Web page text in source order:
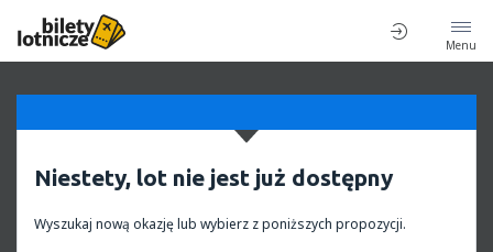
Menu
Niestety, lot nie jest już dostępny
Wyszukaj nową okazję lub wybierz z poniższych propozycji.